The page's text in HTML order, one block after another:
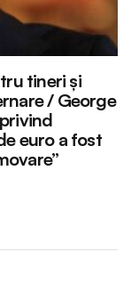
tineri și
/ George
euro a fost